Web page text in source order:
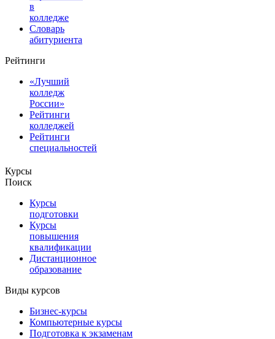
в
колледже
Словарь
абитуриента
Рейтинги
«Лучший
колледж
России»
Рейтинги
колледжей
Рейтинги
специальностей
Курсы
Поиск
Курсы
подготовки
Курсы
повышения
квалификации
Дистанционное
образование
Виды курсов
Бизнес-курсы
Компьютерные курсы
Подготовка к экзаменам